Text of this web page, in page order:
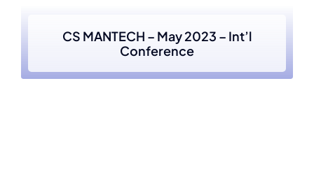
CS MANTECH – May 2023 – Int’l
Conference